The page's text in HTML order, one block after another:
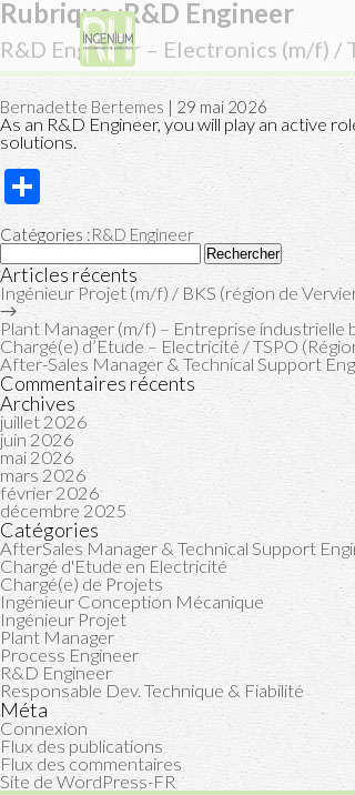
Rubrique :R&D Engineer
R&D Engineer – Electronics (m/f) /
Bernadette Bertemes | 29 mai 2026
As an R&D Engineer, you will play an active
solutions.
Share
Catégories :R&D Engineer
Rechercher :
Articles récents
Ingénieur Projet (m/f) / BKS (région de
→
Plant Manager (m/f) – Entreprise industrielle
Chargé(e) d’Etude – Electricité / TSPO
After-Sales Manager & Technical Support
Commentaires récents
Archives
juillet 2026
juin 2026
mai 2026
mars 2026
février 2026
décembre 2025
Catégories
AfterSales Manager & Technical Support
Chargé d'Etude en Electricité
Chargé(e) de Projets
Ingénieur Conception Mécanique
Ingénieur Projet
Plant Manager
Process Engineer
R&D Engineer
Responsable Dev. Technique & Fiabilité
Méta
Connexion
Flux des publications
Flux des commentaires
Site de WordPress-FR